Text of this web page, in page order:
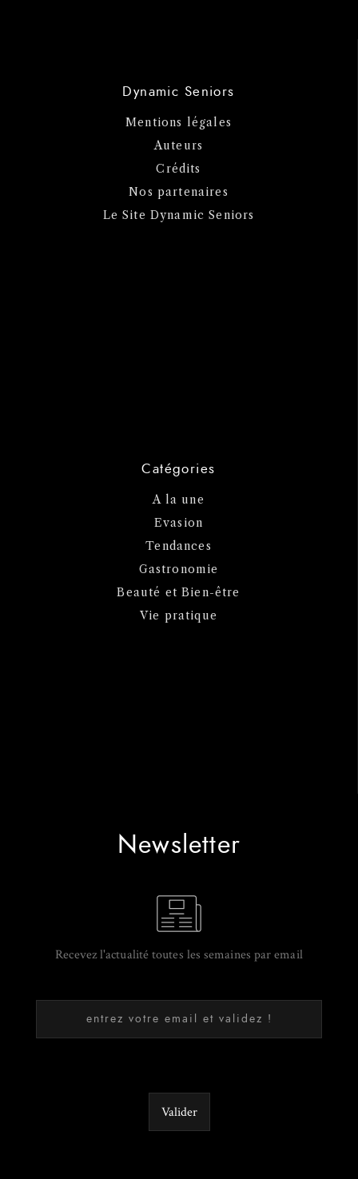
Dynamic Seniors
Mentions légales
Auteurs
Crédits
Nos partenaires
Le Site Dynamic Seniors
Catégories
A la une
Evasion
Tendances
Gastronomie
Beauté et Bien-être
Vie pratique
Newsletter
Recevez l'actualité toutes les semaines par email